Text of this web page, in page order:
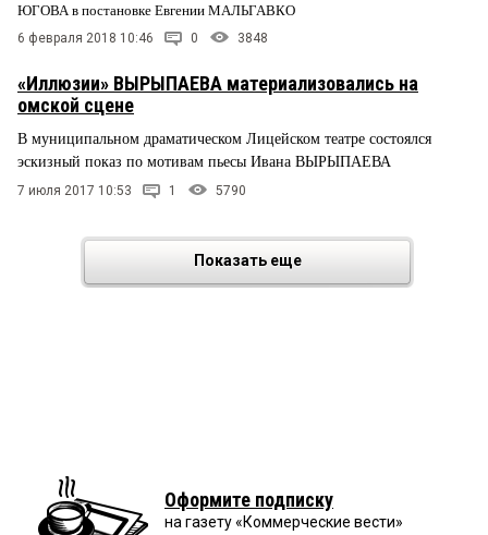
ЮГОВА в постановке Евгении МАЛЬГАВКО
6 февраля 2018 10:46 0 3848
«Иллюзии» ВЫРЫПАЕВА материализовались на
омской сцене
В муниципальном драматическом Лицейском театре состоялся
эскизный показ по мотивам пьесы Ивана ВЫРЫПАЕВА
7 июля 2017 10:53 1 5790
Показать еще
Оформите подписку
на газету «Коммерческие вести»